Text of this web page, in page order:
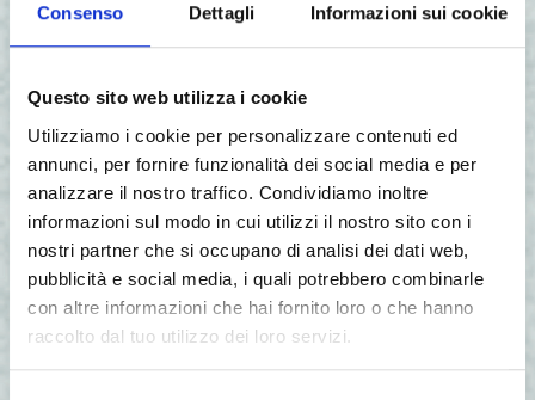
Consenso Dettagli Informazioni sui cookie
Questo sito web utilizza i cookie
Utilizziamo i cookie per personalizzare contenuti ed
annunci, per fornire funzionalità dei social media e per
analizzare il nostro traffico. Condividiamo inoltre
informazioni sul modo in cui utilizzi il nostro sito con i
nostri partner che si occupano di analisi dei dati web,
pubblicità e social media, i quali potrebbero combinarle
con altre informazioni che hai fornito loro o che hanno
raccolto dal tuo utilizzo dei loro servizi.
Amm Unico Ente Fiera di Isola della Scala
Roberto Venturi con Presidente del Festival
Giorgio Paolo Avigo e l’assessore del Comune
di Verona Marta Ugolini